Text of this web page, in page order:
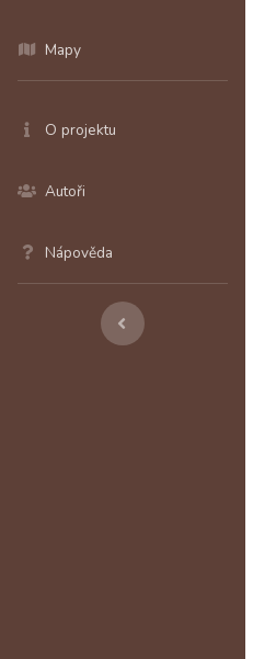
Mapy
O projektu
Autoři
Nápověda